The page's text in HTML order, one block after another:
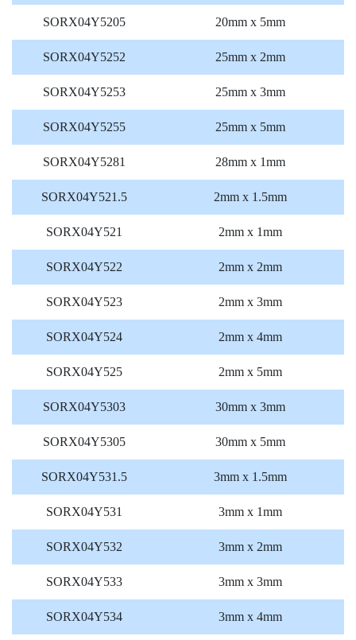
SORX04Y5205 20mm x 5mm
SORX04Y5252 25mm x 2mm
SORX04Y5253 25mm x 3mm
SORX04Y5255 25mm x 5mm
SORX04Y5281 28mm x 1mm
SORX04Y521.5 2mm x 1.5mm
SORX04Y521 2mm x 1mm
SORX04Y522 2mm x 2mm
SORX04Y523 2mm x 3mm
SORX04Y524 2mm x 4mm
SORX04Y525 2mm x 5mm
SORX04Y5303 30mm x 3mm
SORX04Y5305 30mm x 5mm
SORX04Y531.5 3mm x 1.5mm
SORX04Y531 3mm x 1mm
SORX04Y532 3mm x 2mm
SORX04Y533 3mm x 3mm
SORX04Y534 3mm x 4mm